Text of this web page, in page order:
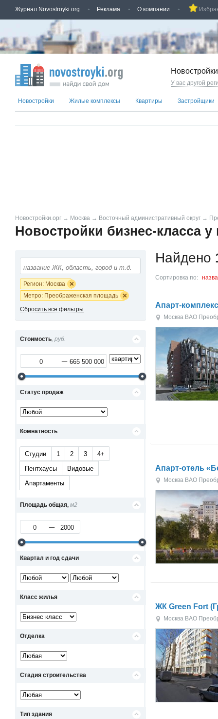
Журнал Novostroyki.org Реклама О компании
У вас другой
Новостройки Жилые комплексы Квартиры Застройщики
Новостройки.орг → Москва → Восточный административный округ →
Новостройки бизнес-класса
Регион: Москва
Метро: Преображенская площадь
Сбросить все фильтры
Стоимость, руб.
Статус продаж
Комнатность
Студии 1 2 3
4+
Пентхаусы
Видовые
Апартаменты
Площадь общая, м2
Квартал и год сдачи
Класс жилья
Отделка
Стадия строительства
Тип здания
Найдено
Сортировка по:
Апарт-
Москва ВАО
Апарт-отель
Москва ВАО
ЖК Green Fort
Москва ВАО